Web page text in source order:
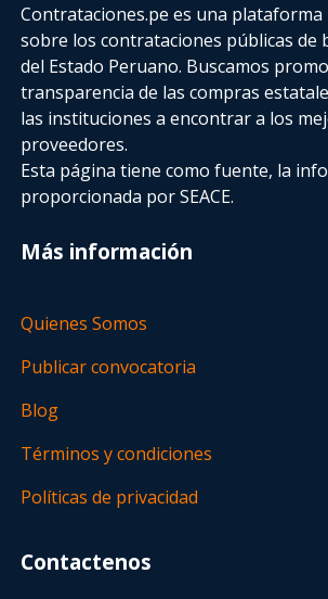
Contrataciones.pe es una
sobre los contrataciones públicas de
del Estado Peruano. Buscamos
transparencia de las compras
las instituciones a encontrar a los
proveedores.
Esta página tiene como fuente, la
proporcionada por SEACE.
Más información
Quienes Somos
Publicar convocatoria
Blog
Términos y condiciones
Políticas de privacidad
Contactenos